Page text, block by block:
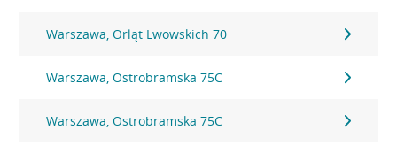
Warszawa, Orląt Lwowskich 70
Warszawa, Ostrobramska 75C
Warszawa, Ostrobramska 75C